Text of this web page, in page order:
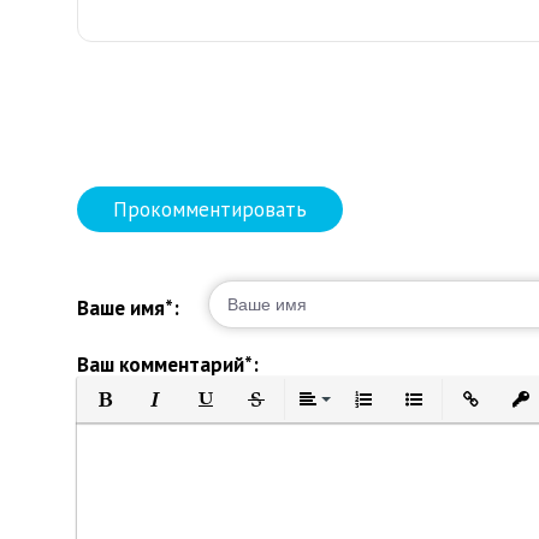
Прокомментировать
Ваше имя*:
Ваш комментарий*:
Полужирный
КурсивПодчеркнутый
ЗачеркнутыйВыравнивание
Нумерованный список
Маркированный
Вставить